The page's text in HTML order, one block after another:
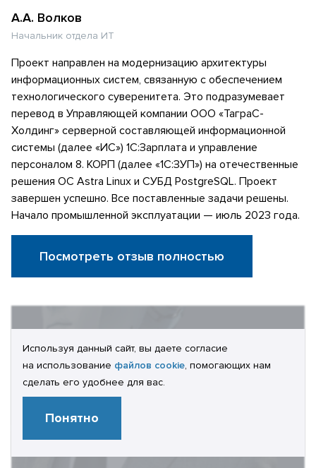
А.А. Волков
Начальник отдела ИТ
Проект направлен на модернизацию архитектуры
информационных систем, связанную с обеспечением
технологического суверенитета. Это подразумевает
перевод в Управляющей компании ООО «ТаграС-
Холдинг» серверной составляющей информационной
системы (далее «ИС») 1С:Зарплата и управление
персоналом 8. КОРП (далее «1С:ЗУП») на отечественные
решения ОС Astra Linux и СУБД PostgreSQL. Проект
завершен успешно. Все поставленные задачи решены.
Начало промышленной эксплуатации — июль 2023 года.
Посмотреть отзыв полностью
Используя данный сайт, вы даете согласие
на использование файлов cookie, помогающих нам
сделать его удобнее для вас.
Понятно